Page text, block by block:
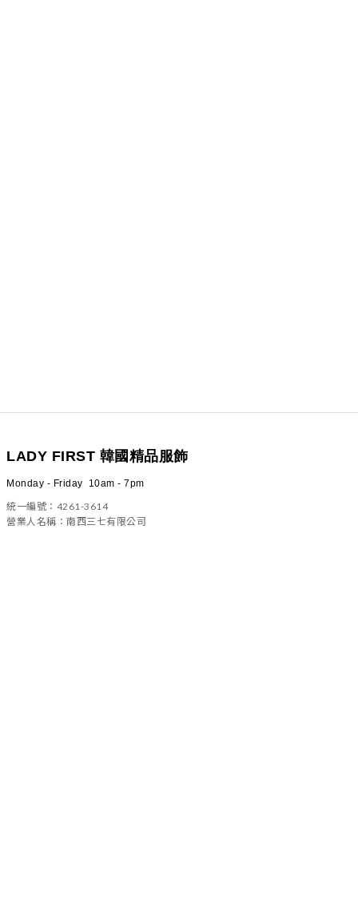
LADY FIRST 韓國精品服飾
Monday - Friday 10am - 7pm
統一編號：4261-3614
營業人名稱：南西三七有限公司